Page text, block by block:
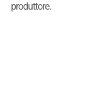
produttore.